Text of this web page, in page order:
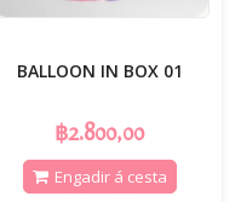
BALLOON IN BOX 01
฿2.800,00
Engadir á cesta